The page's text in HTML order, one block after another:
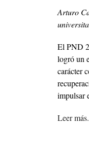
Arturo
El PND
logró un
carácter
impulsar
Leer más.